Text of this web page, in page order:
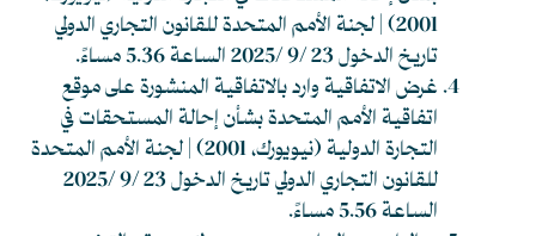
2001) | لجنة الأمم المتحدة للقانون التجاري الدولي
تاريخ الدخول 23 /9 /2025 الساعة 5.36 مساءً.
غرض الاتفاقية وارد بالاتفاقية المنشورة على موقع
اتفاقية الأمم المتحدة بشأن إحالة المستحقات في
التجارة الدولية (نيويورك، 2001) | لجنة الأمم المتحدة
للقانون التجاري الدولي
تاريخ الدخول 23 /9 /2025
الساعة 5.56 مساءً.